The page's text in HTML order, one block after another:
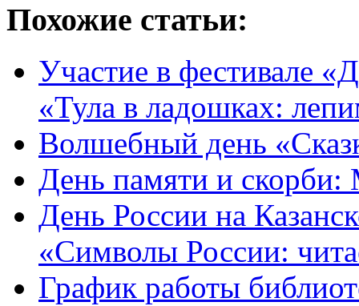
Похожие статьи:
Участие в фестивале
«Тула в ладошках:
Волшебный день
День памяти и
День России на
«Символы России:
График работы